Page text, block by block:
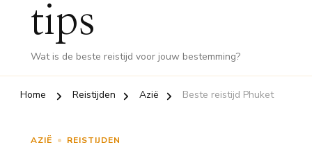
tips
Wat is de beste reistijd voor jouw bestemming?
Home Reistijden Azië Beste reistijd Phuket
AZIË REISTIJDEN